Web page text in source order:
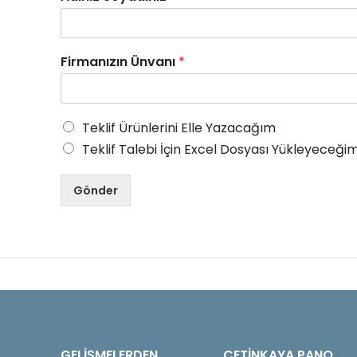
Firmanızın Ünvanı *
Teklif Ürünlerini Elle Yazacağım
Teklif Talebi İçin Excel Dosyası
Gönder